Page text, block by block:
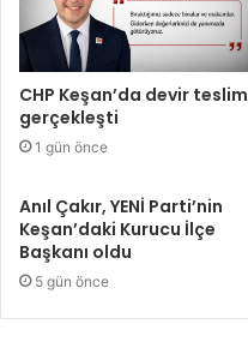
CHP Keşan’da devir teslim
gerçekleşti
1 gün önce
Anıl Çakır, YENİ Parti’nin
Keşan’daki Kurucu İlçe
Başkanı oldu
5 gün önce